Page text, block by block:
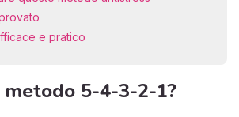
e pratico
metodo 5-4-3-2-1?